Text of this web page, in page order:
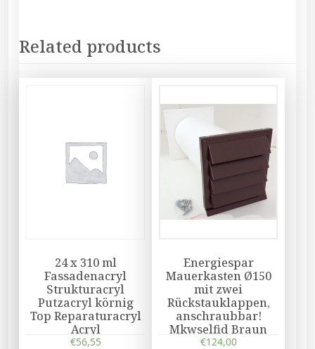
Related products
24 x 310 ml
Fassadenacryl
Strukturacryl
Putzacryl körnig
Top Reparaturacryl
Acryl
€56,55
Energiespar
Mauerkasten Ø150
mit zwei
Rückstauklappen,
anschraubbar!
Mkwselfid Braun
€124,00